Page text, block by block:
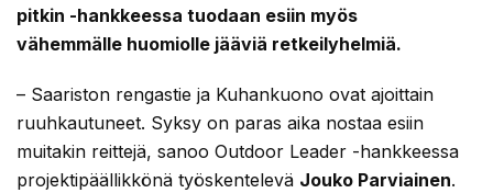
pitkin -hankkeessa tuodaan esiin myös
vähemmälle huomiolle jääviä retkeilyhelmiä.
– Saariston rengastie ja Kuhankuono ovat ajoittain
ruuhkautuneet. Syksy on paras aika nostaa esiin
muitakin reittejä, sanoo Outdoor Leader -hankkeessa
projektipäällikkönä työskentelevä Jouko Parviainen.